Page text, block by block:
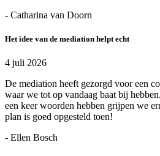
- Catharina van Doorn
Het idee van de mediation helpt echt
4 juli 2026
De mediation heeft gezorgd voor een
waar we tot op vandaag baat bij
een keer woorden hebben grijpen we
plan is goed opgesteld toen!
- Ellen Bosch